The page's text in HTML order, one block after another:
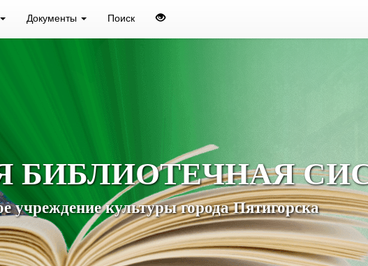
Документы Поиск
БИБЛИОТЕЧНАЯ
культуры города Пятигорска